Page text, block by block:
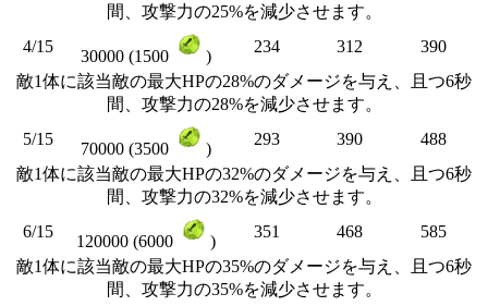
間、攻撃力の25%を減少させます。
4/15
30000 (1500 )
234 312
390
敵1体に該当敵の最大HPの28%のダメージを与え、且つ6秒
間、攻撃力の28%を減少させます。
5/15
70000 (3500 )
293 390
488
敵1体に該当敵の最大HPの32%のダメージを与え、且つ6秒
間、攻撃力の32%を減少させます。
6/15
120000 (6000 )
351 468
585
敵1体に該当敵の最大HPの35%のダメージを与え、且つ6秒
間、攻撃力の35%を減少させます。